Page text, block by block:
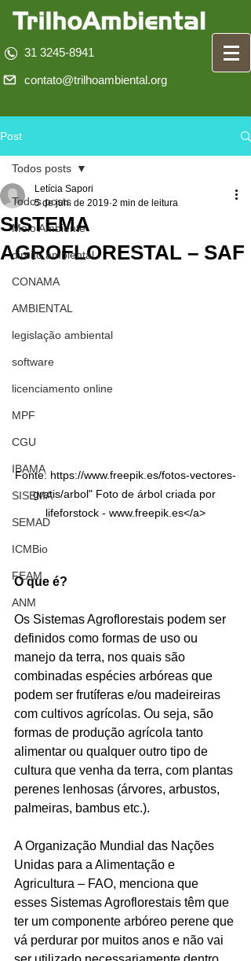
31 3245-8941
contato@trilhoambiental.org
Post
Todos posts
Meio Ambiente
direito ambiental
CONAMA
AMBIENTAL
legislação ambiental
software
licenciamento online
MPF
CGU
IBAMA
SISEMA
SEMAD
ICMBio
FEAM
ANM
Todos posts
SISTEMA
AGROFLORESTAL – SAF
Letícia Sapori
5 de jun. de 2019 2 min de leitura
Fonte: https://www.freepik.es/fotos-vectores-
gratis/arbol" Foto de árbol criada por
lifeforstock - www.freepik.es</a>
O que é?
Os Sistemas Agroflorestais podem ser
definidos como formas de uso ou
manejo da terra, nos quais são
combinadas espécies arbóreas que
podem ser frutíferas e/ou madeireiras
com cultivos agrícolas. Ou seja, são
formas de produção agrícola tanto
alimentar ou qualquer outro tipo de
cultura que venha da terra, com plantas
perenes lenhosas (árvores, arbustos,
palmeiras, bambus etc.).
A Organização Mundial das Nações
Unidas para a Alimentação e
Agricultura – FAO, menciona que
esses Sistemas Agroflorestais têm que
ter um componente arbóreo perene que
vá perdurar por muitos anos e não vai